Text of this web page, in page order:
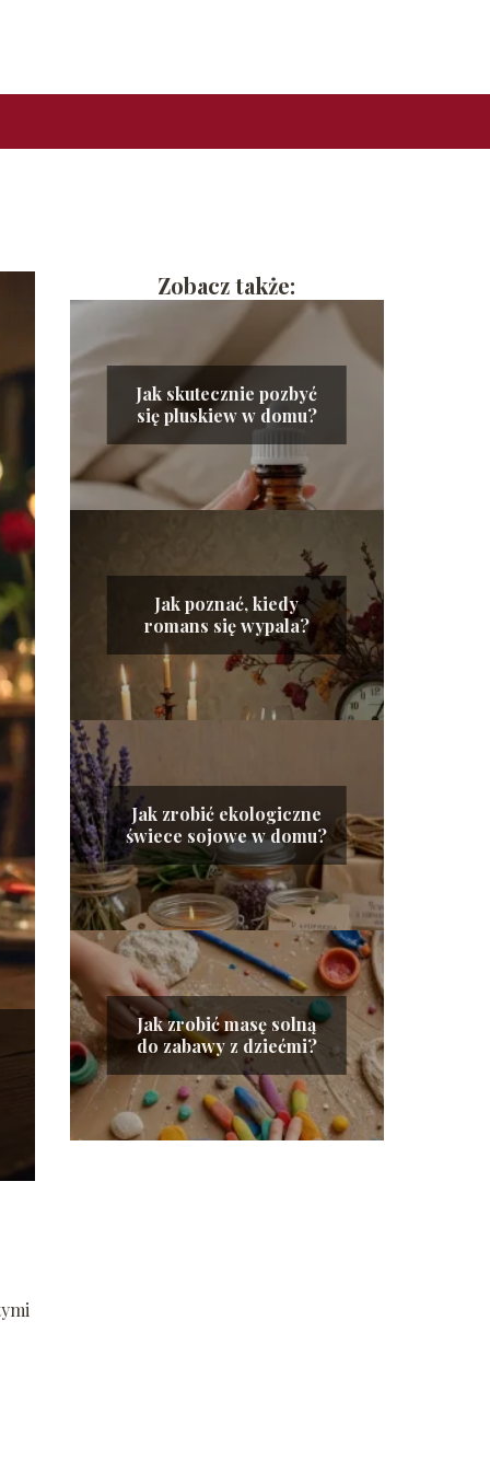
Zobacz także:
Jak skutecznie pozbyć
się pluskiew w domu?
Jak poznać, kiedy
romans się wypala?
Jak zrobić ekologiczne
świece sojowe w domu?
Jak zrobić masę solną
do zabawy z dziećmi?